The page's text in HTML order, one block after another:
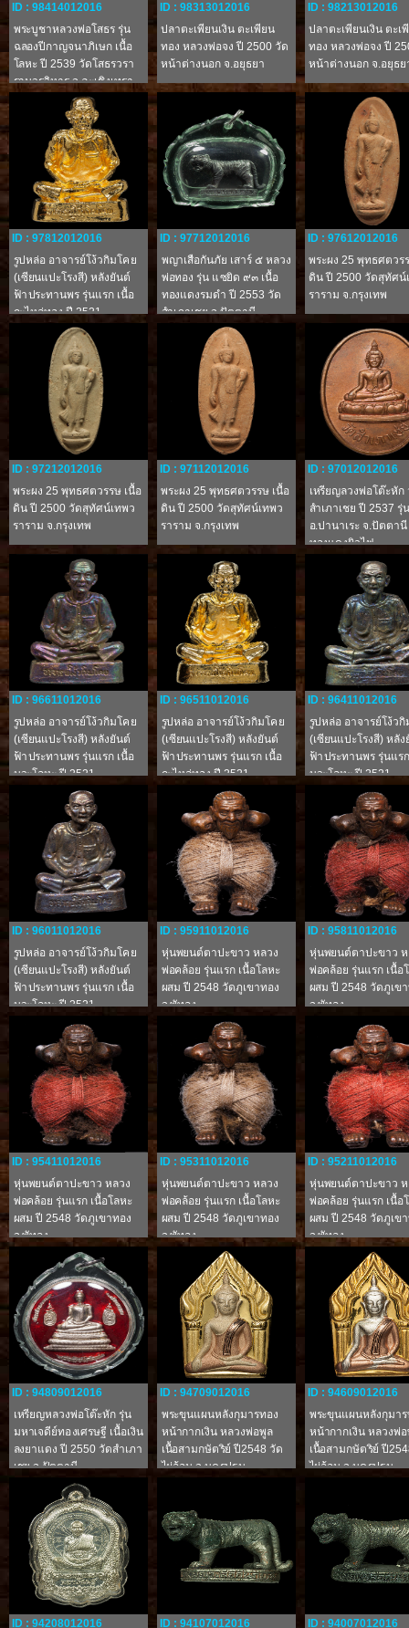
ID : 98414012016
พระบูชาหลวงพ่อโสธร รุ่น
ฉลองปีกาญจนาภิเษก เนื้อ
โลหะ ปี 2539 วัดโสธรวรา
รามวรวิหาร จ.ฉะเชิงเทรา
ID : 98313012016
ปลาตะเพียนเงิน ตะเพียน
ทอง หลวงพ่อจง ปี 2500 วัด
หน้าต่างนอก จ.อยุธยา
ID : 98213012016
ปลาตะเพียนเงิน ตะเ
ทอง หลวงพ่อจง ปี
หน้าต่างนอก จ.อยุธย
ID : 97812012016
รูปหล่อ อาจารย์โง้วกิมโคย
(เซียนแปะโรงสี) หลังยันต์
ฟ้าประทานพร รุ่นแรก เนื้อ
กะไหล่ทอง ปี 2521
จ.ปทุมธานี
ID : 97712012016
พญาเสือกันภัย เสาร์ ๕ หลวง
พ่อทอง รุ่น แซยิด ๙๓ เนื้อ
ทองแดงรมดำ ปี 2553 วัด
สำเภาเชย จ.ปัตตานี
(หมายเลข ๓๒๘๒)
ID : 97612012016
พระผง 25 พุทธศตวร
ดิน ปี 2500 วัดสุทัศน์
ราราม จ.กรุงเทพ
ID : 97212012016
พระผง 25 พุทธศตวรรษ เนื้อ
ดิน ปี 2500 วัดสุทัศน์เทพว
ราราม จ.กรุงเทพ
ID : 97112012016
พระผง 25 พุทธศตวรรษ เนื้อ
ดิน ปี 2500 วัดสุทัศน์เทพว
ราราม จ.กรุงเทพ
ID : 97012012016
เหรียญลวงพ่อโต๊ะหัก
สำเภาเชย ปี 2537 รุ่
อ.ปานาเระ จ.ปัตตานี
ทองแดงผิวไฟ
ID : 96611012016
รูปหล่อ อาจารย์โง้วกิมโคย
(เซียนแปะโรงสี) หลังยันต์
ฟ้าประทานพร รุ่นแรก เนื้อ
นวะโลหะ ปี 2521
ID : 96511012016
รูปหล่อ อาจารย์โง้วกิมโคย
(เซียนแปะโรงสี) หลังยันต์
ฟ้าประทานพร รุ่นแรก เนื้อ
กะไหล่ทอง ปี 2521
ID : 96411012016
รูปหล่อ อาจารย์โง้ว
(เซียนแปะโรงสี) หลั
ฟ้าประทานพร รุ่นแร
นวะโลหะ ปี 2521
ID : 96011012016
รูปหล่อ อาจารย์โง้วกิมโคย
(เซียนแปะโรงสี) หลังยันต์
ฟ้าประทานพร รุ่นแรก เนื้อ
นวะโลหะ ปี 2521
ID : 95911012016
หุ่นพยนต์ตาปะขาว หลวง
พ่อคล้อย รุ่นแรก เนื้อโลหะ
ผสม ปี 2548 วัดภูเขาทอง
จ.พัทลุง
ID : 95811012016
หุ่นพยนต์ตาปะขาว ห
พ่อคล้อย รุ่นแรก เนื้อ
ผสม ปี 2548 วัดภูเข
จ.พัทลุง
ID : 95411012016
หุ่นพยนต์ตาปะขาว หลวง
พ่อคล้อย รุ่นแรก เนื้อโลหะ
ผสม ปี 2548 วัดภูเขาทอง
จ.พัทลุง
ID : 95311012016
หุ่นพยนต์ตาปะขาว หลวง
พ่อคล้อย รุ่นแรก เนื้อโลหะ
ผสม ปี 2548 วัดภูเขาทอง
จ.พัทลุง
ID : 95211012016
หุ่นพยนต์ตาปะขาว ห
พ่อคล้อย รุ่นแรก เนื้อ
ผสม ปี 2548 วัดภูเข
จ.พัทลุง
ID : 94809012016
เหรียญหลวงพ่อโต๊ะหัก รุ่น
มหาเจดีย์ทองเศรษฐี เนื้อเงิน
ลงยาแดง ปี 2550 วัดสำเภา
เชย จ.ปัตตานี
ID : 94709012016
พระขุนแผนหลังกุมารทอง
หน้ากากเงิน หลวงพ่อพูล
เนื้อสามกษัตริย์ ปี2548 วัด
ไผ่ล้อม จ.นครปฐม
ID : 94609012016
พระขุนแผนหลังกุมา
หน้ากากเงิน หลวงพ่
เนื้อสามกษัตริย์ ปี
ไผ่ล้อม จ.นครปฐม
ID : 94208012016 ID : 94107012016 ID : 94007012016